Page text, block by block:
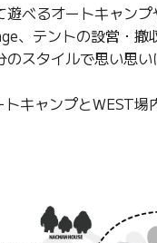
べるオートキャン
、テントの設営・撤
スタイルで思い思
キャンプとWEST